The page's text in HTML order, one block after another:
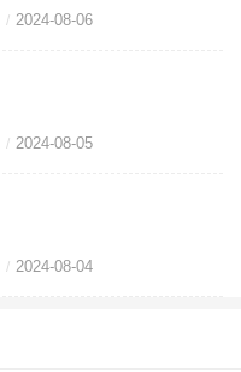
2024-08-06
2024-08-05
2024-08-04